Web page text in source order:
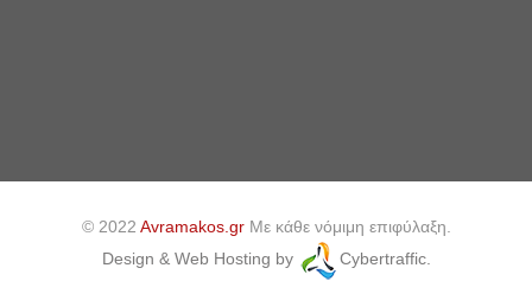
© 2022 Avramakos.grΜε κάθε νόμιμη επιφύλαξη.
Design & Web Hosting by
Cybertraffic.